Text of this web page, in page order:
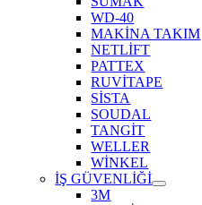
WD-40
MAKİNA TAKIM
NETLİFT
PATTEX
RUVİTAPE
SİSTA
SOUDAL
TANGİT
WELLER
WİNKEL
İŞ GÜVENLİĞİ
3M